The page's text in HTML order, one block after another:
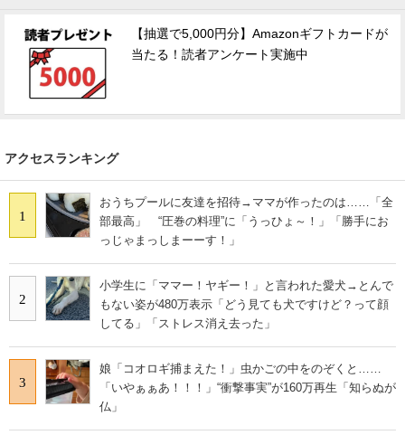
【抽選で5,000円分】Amazonギフトカードが
当たる！読者アンケート実施中
アクセスランキング
1
おうちプールに友達を招待→ママが作ったのは……「全
部最高」 “圧巻の料理”に「うっひょ～！」「勝手にお
っじゃまっしまーーす！」
2
小学生に「ママー！ヤギー！」と言われた愛犬→とんで
もない姿が480万表示「どう見ても犬ですけど？って顔
してる」「ストレス消え去った」
3
娘「コオロギ捕まえた！」虫かごの中をのぞくと……
「いやぁぁあ！！！」“衝撃事実”が160万再生「知らぬが
仏」